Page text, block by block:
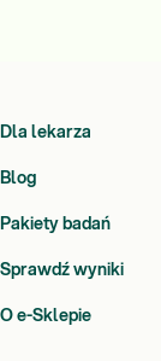
Dla lekarza
Blog
Pakiety badań
Sprawdź wyniki
O e-Sklepie